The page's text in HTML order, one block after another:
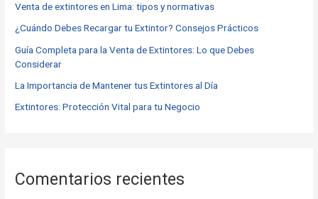
p
o
r
:
Venta de extintores en Lima: tipos y normativas
¿Cuándo Debes Recargar tu Extintor? Consejos Prácticos
Guía Completa para la Venta de Extintores: Lo que Debes
Considerar
La Importancia de Mantener tus Extintores al Día
Extintores: Protección Vital para tu Negocio
Comentarios recientes